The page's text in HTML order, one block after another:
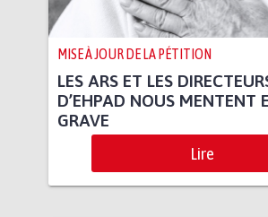
MISE À JOUR DE LA PÉTITION
LES ARS ET LES
D’EHPAD NOUS MENTENT
GRAVE
Lire